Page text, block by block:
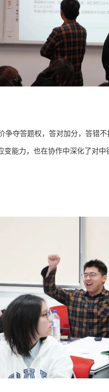
争夺答题权，答对加分，答错
能力，也在协作中深化了对中